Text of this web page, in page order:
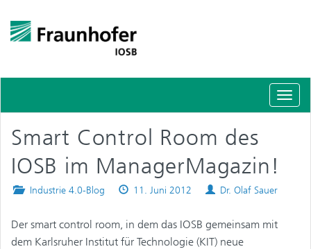
Smart Control Room des
IOSB im ManagerMagazin!
Posted
Industrie 4.0-Blog
Published
11. Juni 2012 Authors
Dr. Olaf Sauer
Der smart control room, in dem das IOSB gemeinsam mit
dem Karlsruher Institut für Technologie (KIT) neue